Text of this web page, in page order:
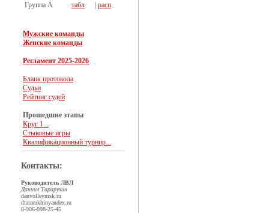
Группа А
табл расп
Мужские команды
Женские команды
Регламент 2025-2026
Бланк протокола
Судьи
Рейтинг судей
Прошедшие этапы
Круг 1 ..
Стыковые игры
Квалификационный турнир ..
Контакты:
Руководитель ЛВЛ
Даниил Тарарухин
danvolleymsk.ru
dtararukhinyandex.ru
8-906-098-25-45